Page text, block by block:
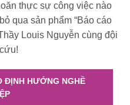
thực sự công việc nào
qua sản phẩm “Báo cáo
Louis Nguyễn cùng đội
ĐỊNH HƯỚNG NGHỀ